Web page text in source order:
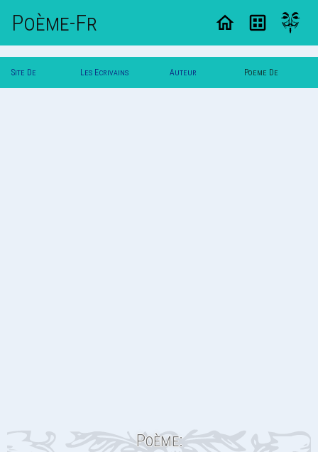
Poème-Fr
Site De Les Ecrivains Auteur Poeme De
Poème: